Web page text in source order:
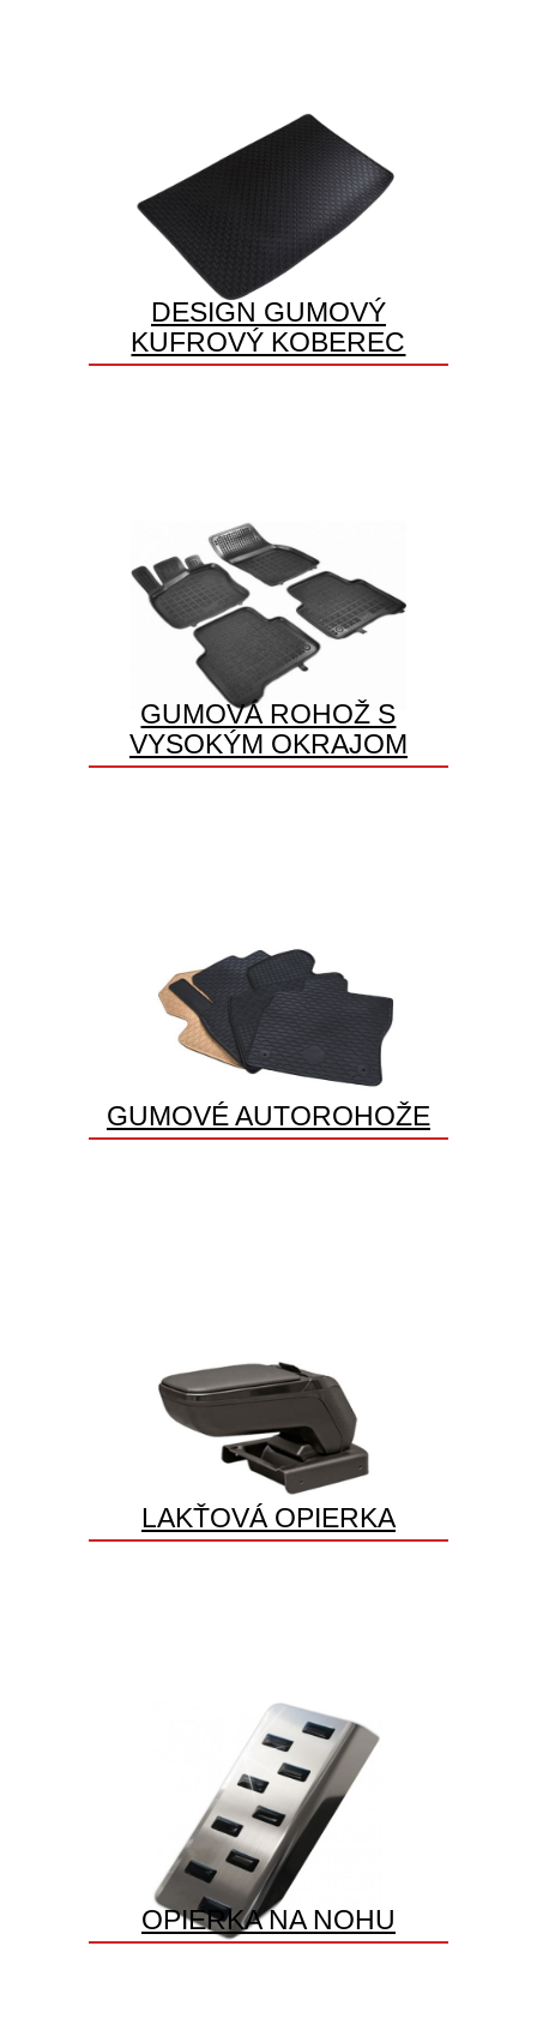
DESIGN GUMOVÝ
KUFROVÝ KOBEREC
GUMOVÁ ROHOŽ S
VYSOKÝM OKRAJOM
GUMOVÉ AUTOROHOŽE
LAKŤOVÁ OPIERKA
OPIERKA NA NOHU